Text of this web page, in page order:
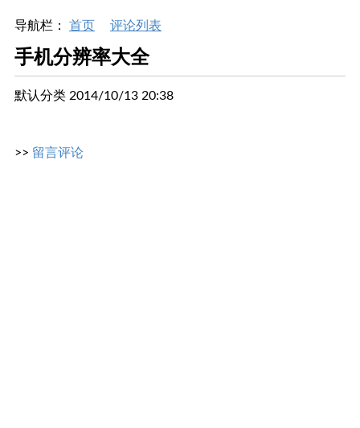
导航栏： 首页 评论列表
手机分辨率大全
默认分类 2014/10/13 20:38
>> 留言评论